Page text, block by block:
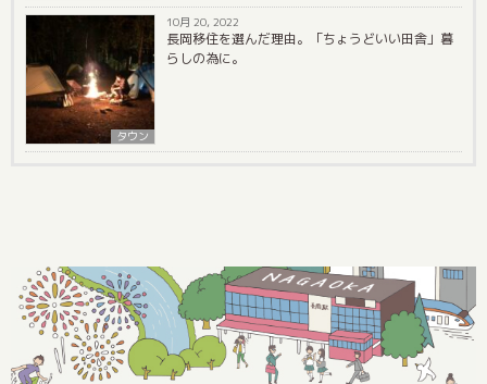
タウン
10月 20, 2022
長岡移住を選んだ理由。「ちょうどいい田舎」暮
らしの為に。